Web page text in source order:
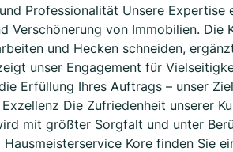
Professionalität Unsere Expertise
Verschönerung von Immobilien. Die
und Hecken schneiden,
unser Engagement für
Erfüllung Ihres Auftrags – unser
Die Zufriedenheit unserer
mit größter Sorgfalt und unter
Kore finden Sie